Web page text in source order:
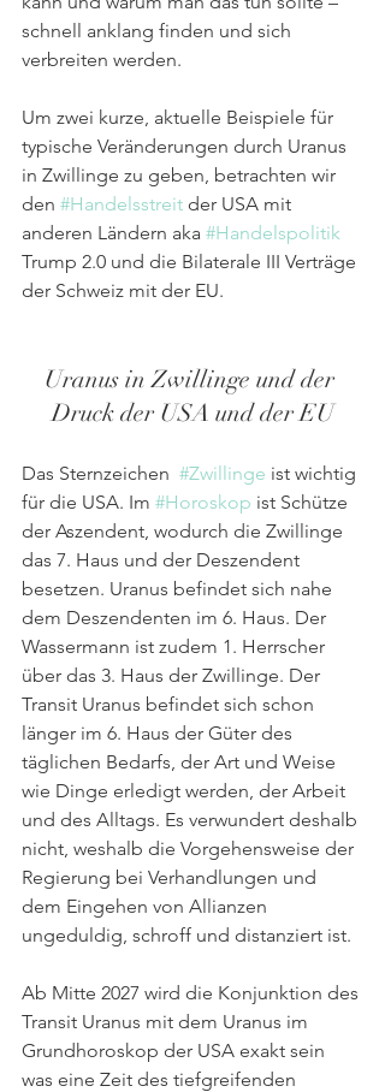
schnell anklang finden und sich
verbreiten werden.
Um zwei kurze, aktuelle Beispiele für
typische Veränderungen durch Uranus
in Zwillinge zu geben, betrachten wir
den #Handelsstreit der USA mit
anderen Ländern aka #Handelspolitik
Trump 2.0 und die Bilaterale III Verträge
der Schweiz mit der EU.
Uranus in Zwillinge und der
Druck der USA und der EU
Das Sternzeichen #Zwillinge ist wichtig
für die USA. Im #Horoskop ist Schütze
der Aszendent, wodurch die Zwillinge
das 7. Haus und der Deszendent
besetzen. Uranus befindet sich nahe
dem Deszendenten im 6. Haus. Der
Wassermann ist zudem 1. Herrscher
über das 3. Haus der Zwillinge. Der
Transit Uranus befindet sich schon
länger im 6. Haus der Güter des
täglichen Bedarfs, der Art und Weise
wie Dinge erledigt werden, der Arbeit
und des Alltags. Es verwundert deshalb
nicht, weshalb die Vorgehensweise der
Regierung bei Verhandlungen und
dem Eingehen von Allianzen
ungeduldig, schroff und distanziert ist.
Ab Mitte 2027 wird die Konjunktion des
Transit Uranus mit dem Uranus im
Grundhoroskop der USA exakt sein
was eine Zeit des tiefgreifenden